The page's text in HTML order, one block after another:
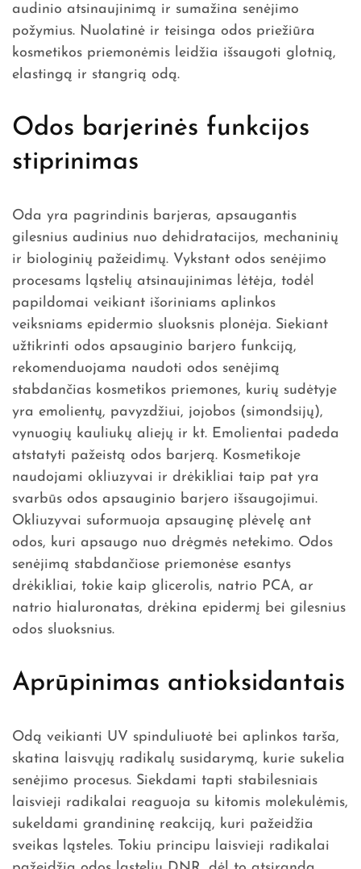
audinio atsinaujinimą ir sumažina senėjimo
požymius. Nuolatinė ir teisinga odos priežiūra
kosmetikos priemonėmis leidžia išsaugoti glotnią,
elastingą ir stangrią odą.
Odos barjerinės funkcijos
stiprinimas
Oda yra pagrindinis barjeras, apsaugantis
gilesnius audinius nuo dehidratacijos, mechaninių
ir biologinių pažeidimų. Vykstant odos senėjimo
procesams ląstelių atsinaujinimas lėtėja, todėl
papildomai veikiant išoriniams aplinkos
veiksniams epidermio sluoksnis plonėja. Siekiant
užtikrinti odos apsauginio barjero funkciją,
rekomenduojama naudoti odos senėjimą
stabdančias kosmetikos priemones, kurių sudėtyje
yra emolientų, pavyzdžiui, jojobos (simondsijų),
vynuogių kauliukų aliejų ir kt. Emolientai padeda
atstatyti pažeistą odos barjerą. Kosmetikoje
naudojami okliuzyvai ir drėkikliai taip pat yra
svarbūs odos apsauginio barjero išsaugojimui.
Okliuzyvai suformuoja apsauginę plėvelę ant
odos, kuri apsaugo nuo drėgmės netekimo. Odos
senėjimą stabdančiose priemonėse esantys
drėkikliai, tokie kaip glicerolis, natrio PCA, ar
natrio hialuronatas, drėkina epidermį bei gilesnius
odos sluoksnius.
Aprūpinimas antioksidantais
Odą veikianti UV spinduliuotė bei aplinkos tarša,
skatina laisvųjų radikalų susidarymą, kurie sukelia
senėjimo procesus. Siekdami tapti stabilesniais
laisvieji radikalai reaguoja su kitomis molekulėmis,
sukeldami grandininę reakciją, kuri pažeidžia
sveikas ląsteles. Tokiu principu laisvieji radikalai